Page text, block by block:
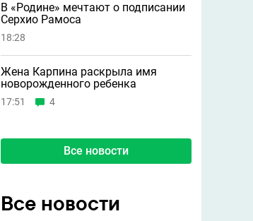
В «Родине» мечтают о подписании
Серхио Рамоса
18:28
Жена Карпина раскрыла имя
новорождeнного ребeнка
17:51 4
Все новости
Все новости